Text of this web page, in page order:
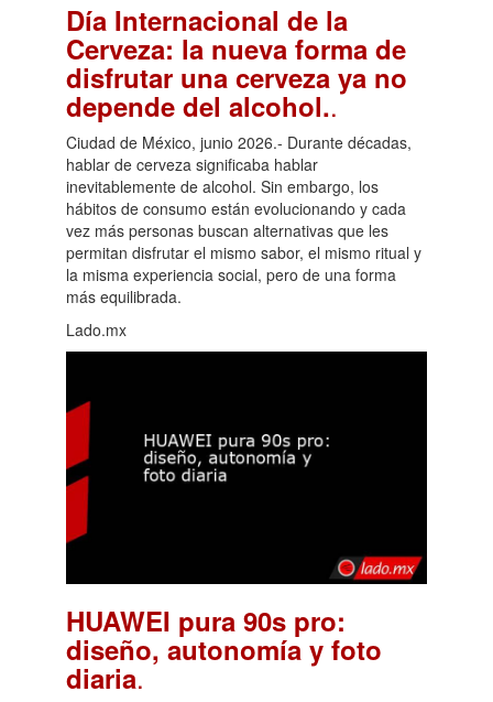
Día Internacional de la
Cerveza: la nueva forma de
disfrutar una cerveza ya no
depende del alcohol..
Ciudad de México, junio 2026.- Durante décadas,
hablar de cerveza significaba hablar
inevitablemente de alcohol. Sin embargo, los
hábitos de consumo están evolucionando y cada
vez más personas buscan alternativas que les
permitan disfrutar el mismo sabor, el mismo ritual y
la misma experiencia social, pero de una forma
más equilibrada.
Lado.mx
HUAWEI pura 90s pro:
diseño, autonomía y foto
diaria.